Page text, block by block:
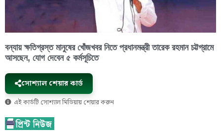
বন্যায় ক্ষতিগ্রস্ত মানুষের খোঁজখবর নিতে প্রধানমন্ত্রী তারেক রহমান চট্টগ্রামে
আসছেন, যোগ দেবেন ৫ কর্মসূচিতে
সোশ্যাল শেয়ার কার্ড
এই কার্ডটি সোশ্যাল মিডিয়ায় শেয়ার করুন